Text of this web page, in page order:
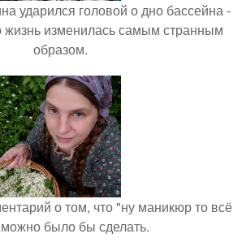
ударился головой о дно бассейна -
жизнь изменилась самым странным
образом.
о том, что "ну маникюр то всё
можно было бы сделать.